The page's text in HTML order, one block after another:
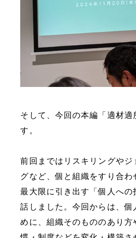
そして、今回の本編「適材
す。
前回まではリスキリングやジ
グなど、個と組織をすり合わ
最大限に引き出す「個人への
話しました。今回からは、個
めに、組織そのもののあり方